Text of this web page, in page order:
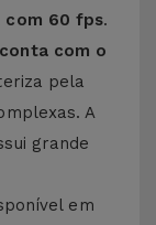
com 60 fps.
com o
pela
A
grande
em